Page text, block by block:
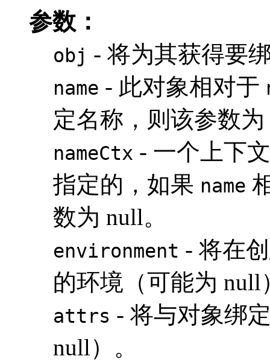
参数：
obj - 将为其获得要
name - 此对象相对于
定名称，则该参数
nameCtx - 一个上下
指定的，如果 name
数为 null。
environment - 将在
的环境（可能为 null
attrs - 将与对象绑
null）。